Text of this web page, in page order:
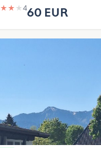
★ ★ ★ 460 EUR